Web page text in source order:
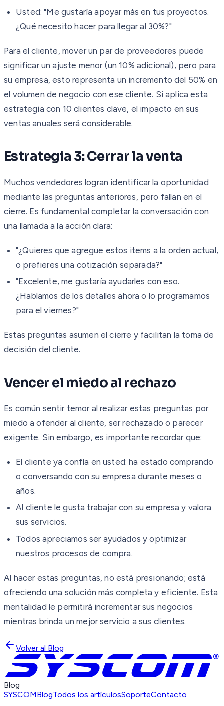
Usted: "Me gustaría apoyar más en tus proyectos.
¿Qué necesito hacer para llegar al 30%?"
Para el cliente, mover un par de proveedores puede
significar un ajuste menor (un 10% adicional), pero para
su empresa, esto representa un incremento del 50% en
el volumen de negocio con ese cliente. Si aplica esta
estrategia con 10 clientes clave, el impacto en sus
ventas anuales será considerable.
Estrategia 3: Cerrar la venta
Muchos vendedores logran identificar la oportunidad
mediante las preguntas anteriores, pero fallan en el
cierre. Es fundamental completar la conversación con
una llamada a la acción clara:
"¿Quieres que agregue estos items a la orden actual,
o prefieres una cotización separada?"
"Excelente, me gustaría ayudarles con eso.
¿Hablamos de los detalles ahora o lo programamos
para el viernes?"
Estas preguntas asumen el cierre y facilitan la toma de
decisión del cliente.
Vencer el miedo al rechazo
Es común sentir temor al realizar estas preguntas por
miedo a ofender al cliente, ser rechazado o parecer
exigente. Sin embargo, es importante recordar que:
El cliente ya confía en usted: ha estado comprando
o conversando con su empresa durante meses o
años.
Al cliente le gusta trabajar con su empresa y valora
sus servicios.
Todos apreciamos ser ayudados y optimizar
nuestros procesos de compra.
Al hacer estas preguntas, no está presionando; está
ofreciendo una solución más completa y eficiente. Esta
mentalidad le permitirá incrementar sus negocios
mientras brinda un mejor servicio a sus clientes.
Volver al Blog
Blog
SYSCOMBlogTodos los artículosSoporteContacto